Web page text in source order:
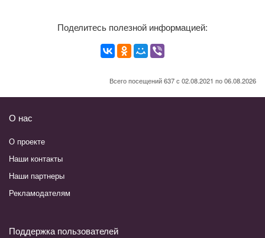
Поделитесь полезной информацией:
Всего посещений 637 с 02.08.2021 по 06.08.2026
О нас
О проекте
Наши контакты
Наши партнеры
Рекламодателям
Поддержка пользователей